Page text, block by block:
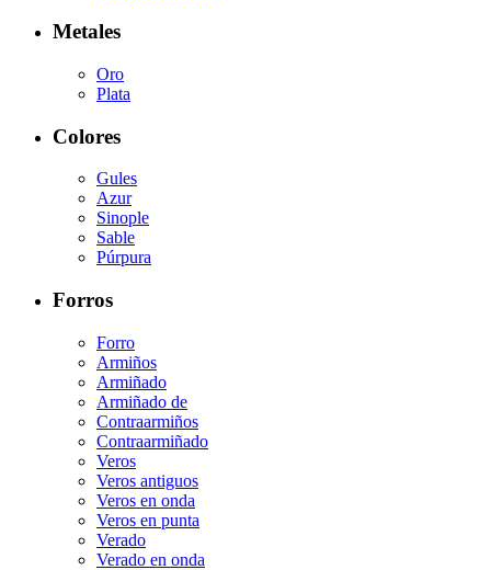
Metales
Oro
Plata
Colores
Gules
Azur
Sinople
Sable
Púrpura
Forros
Forro
Armiños
Armiñado
Armiñado de
Contraarmiños
Contraarmiñado
Veros
Veros antiguos
Veros en onda
Veros en punta
Verado
Verado en onda